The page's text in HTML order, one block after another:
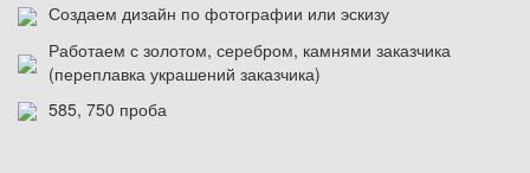
Создаем дизайн по фотографии или эскизу
Работаем с золотом, серебром, камнями заказчика
(переплавка украшений заказчика)
585, 750 проба